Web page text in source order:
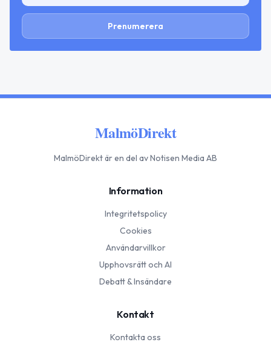
Prenumerera
MalmöDirekt
MalmöDirektär en del av Notisen Media AB
Information
Integritetspolicy
Cookies
Användarvillkor
Upphovsrätt och AI
Debatt & Insändare
Kontakt
Kontakta oss